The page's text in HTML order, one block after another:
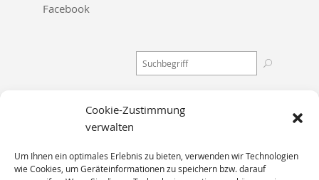
Cookie-Zustimmung
verwalten
Um Ihnen ein optimales Erlebnis zu bieten, verwenden wir Technologien
wie Cookies, um Geräteinformationen zu speichern bzw. darauf
Facebook
Stadtbahnstraße 114
22391 Hamburg